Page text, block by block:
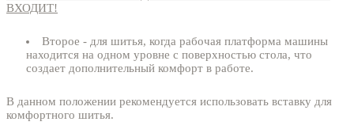
ВХОДИТ!
Второе - для шитья, когда рабочая платформа машины
находится на одном уровне с поверхностью стола, что
создает дополнительный комфорт в работе.
В данном положении рекомендуется использовать вставку для
комфортного шитья.